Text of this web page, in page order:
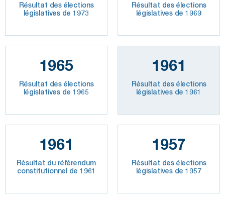
Résultat des élections
législatives de 1973
Résultat des élections
législatives de 1969
1965
Résultat des élections
législatives de 1965
1961
Résultat des élections
législatives de 1961
1961
Résultat du référendum
constitutionnel de 1961
1957
Résultat des élections
législatives de 1957